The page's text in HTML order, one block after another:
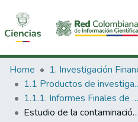
Communities & Collections
All of DSpace
Statistics
Home
1.1
1.1.1. Informes Finales de Proyectos de Investigación
Estudio de la contaminación del río Magdalena por metales traza su relación con parámetros hidrológicos, físico-químicos y su incidencia en la salud humana